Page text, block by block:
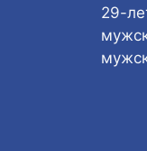
29-